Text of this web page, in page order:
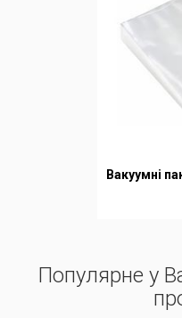
Вакуумні
Популярне у